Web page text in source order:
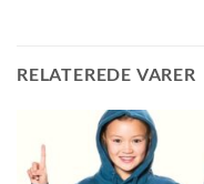
RELATEREDE VARER